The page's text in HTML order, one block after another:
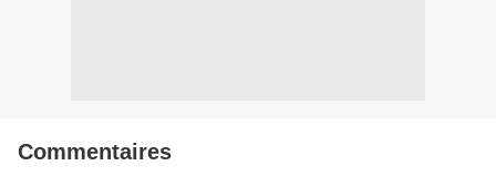
Commentaires